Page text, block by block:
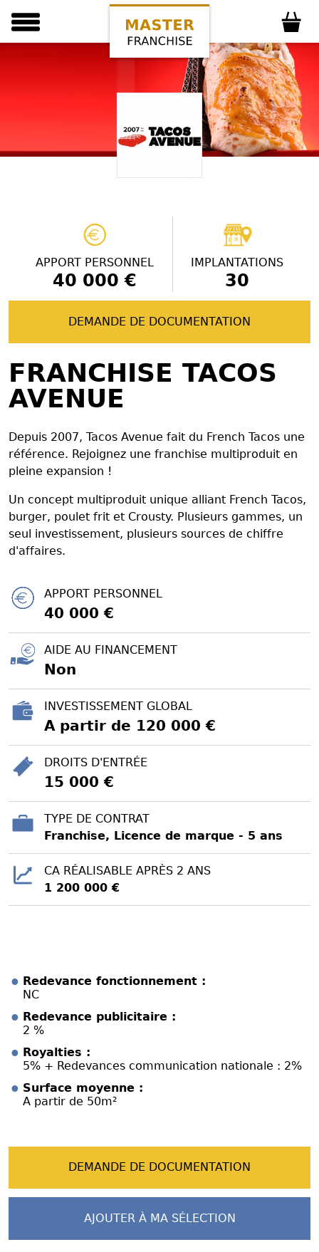
APPORT PERSONNEL
40 000 €
IMPLANTATIONS
30
DEMANDE DE DOCUMENTATION
FRANCHISE TACOS
AVENUE
Depuis 2007, Tacos Avenue fait du French Tacos une
référence. Rejoignez une franchise multiproduit en
pleine expansion !
Un concept multiproduit unique alliant French Tacos,
burger, poulet frit et Crousty. Plusieurs gammes, un
seul investissement, plusieurs sources de chiffre
d'affaires.
APPORT PERSONNEL
40 000 €
AIDE AU FINANCEMENT
Non
INVESTISSEMENT GLOBAL
A partir de 120 000 €
DROITS D'ENTRÉE
15 000 €
TYPE DE CONTRAT
Franchise, Licence de marque - 5 ans
CA RÉALISABLE APRÈS 2 ANS
1 200 000 €
Redevance fonctionnement :
NC
Redevance publicitaire :
2 %
Royalties :
5% + Redevances communication nationale : 2%
Surface moyenne :
A partir de 50m²
DEMANDE DE DOCUMENTATION
AJOUTER À MA SÉLECTION